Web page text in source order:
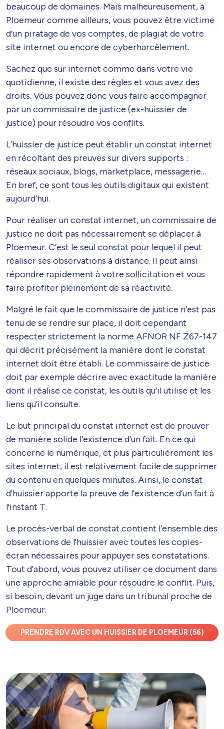
beaucoup de domaines. Mais malheureusement, à
Ploemeur comme ailleurs, vous pouvez être victime
d’un piratage de vos comptes, de plagiat de votre
site internet ou encore de cyberharcèlement.
Sachez que sur internet comme dans votre vie
quotidienne, il existe des règles et vous avez des
droits. Vous pouvez donc vous faire accompagner
par un commissaire de justice (ex-huissier de
justice) pour résoudre vos conflits.
L’huissier de justice peut établir un constat internet
en récoltant des preuves sur divers supports :
réseaux sociaux, blogs, marketplace, messagerie…
En bref, ce sont tous les outils digitaux qui existent
aujourd’hui.
Pour réaliser un constat internet, un commissaire de
justice ne doit pas nécessairement se déplacer à
Ploemeur. C’est le seul constat pour lequel il peut
réaliser ses observations à distance. Il peut ainsi
répondre rapidement à votre sollicitation et vous
faire profiter pleinement de sa réactivité.
Malgré le fait que le commissaire de justice n’est pas
tenu de se rendre sur place, il doit cependant
respecter strictement la norme AFNOR NF Z67-147
qui décrit précisément la manière dont le constat
internet doit être établi. Le commissaire de justice
doit par exemple décrire avec exactitude la manière
dont il réalise ce constat, les outils qu’il utilise et les
liens qu’il consulte.
Le but principal du constat internet est de prouver
de manière solide l'existence d'un fait. En ce qui
concerne le numérique, et plus particulièrement les
sites internet, il est relativement facile de supprimer
du contenu en quelques minutes. Ainsi, le constat
d'huissier apporte la preuve de l'existence d’un fait à
l'instant T.
Le procès-verbal de constat contient l’ensemble des
observations de l'huissier avec toutes les copies-
écran nécessaires pour appuyer ses constatations.
Tout d’abord, vous pouvez utiliser ce document dans
une approche amiable pour résoudre le conflit. Puis,
si besoin, devant un juge dans un tribunal proche de
Ploemeur.
PRENDRE RDV AVEC UN HUISSIER DE PLOEMEUR (56)